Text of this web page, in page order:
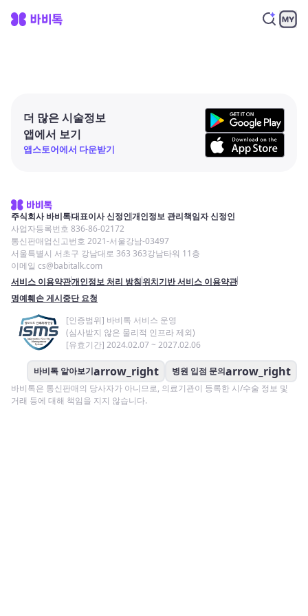
더 많은 시술정보
앱에서 보기
앱스토어에서 다운받기
주식회사 바비톡대표이사 신정인개인정보 관리책임자 신정인
사업자등록번호 836-86-02172
통신판매업신고번호 2021-서울강남-03497
서울특별시 서초구 강남대로 363 363강남타워 11층
이메일 cs@babitalk.com
서비스 이용약관개인정보 처리 방침위치기반 서비스 이용약관
명예훼손 게시중단 요청
[인증범위] 바비톡 서비스 운영
(심사받지 않은 물리적 인프라 제외)
[유효기간] 2024.02.07 ~ 2027.02.06
바비톡 알아보기arrow_right 병원 입점 문의arrow_right
바비톡은 통신판매의 당사자가 아니므로, 의료기관이 등록한 시/수술 정보 및
거래 등에 대해 책임을 지지 않습니다.